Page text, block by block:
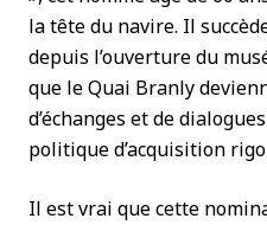
la tête du navire. Il
depuis l’ouverture du
que le Quai Branly
d’échanges et de
politique d’acquisition
Il est vrai que cette